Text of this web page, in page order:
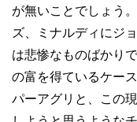
が無いことでしょう
ズ、ミナルディにジ
は悲惨なものばかり
の富を得ているケー
パーアグリと、この